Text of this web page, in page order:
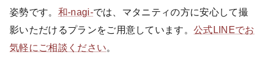
姿勢です。 和-nagi-では、マタニティの方に安心して撮
影いただけるプランをご用意しています。公式LINEでお
気軽にご相談ください。